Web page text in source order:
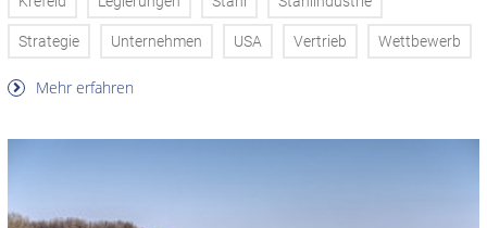
Strategie Unternehmen USA Vertrieb Wettbewerb
Mehr erfahren